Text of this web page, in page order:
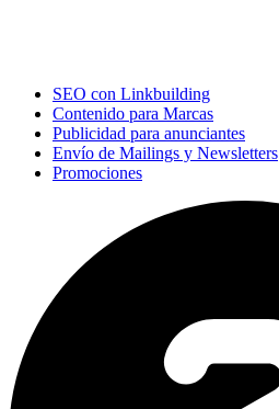
SEO con Linkbuilding
Contenido para Marcas
Publicidad para anunciantes
Envío de Mailings y Newsletters
Promociones